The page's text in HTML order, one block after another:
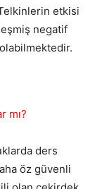
etkisi
negatif
mı?
ders
öz güvenli